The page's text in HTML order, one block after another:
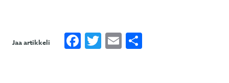
Jaa artikkeli Facebook
Twitter
Email